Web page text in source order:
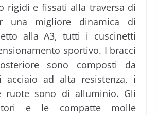
rigidi e fissati alla traversa di
una migliore dinamica di
alla A3, tutti i cuscinetti
sportivo. I bracci
sono composti da
acciaio ad alta resistenza, i
ruote sono di alluminio. Gli
e le compatte molle